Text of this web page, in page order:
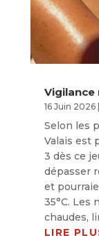
Vigilance
16 Juin 2026|
Selon les
Valais est
3 dès ce
dépasser
et
35°C. Les
chaudes,
LIRE